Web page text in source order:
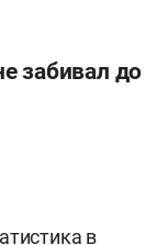
забивал до
в